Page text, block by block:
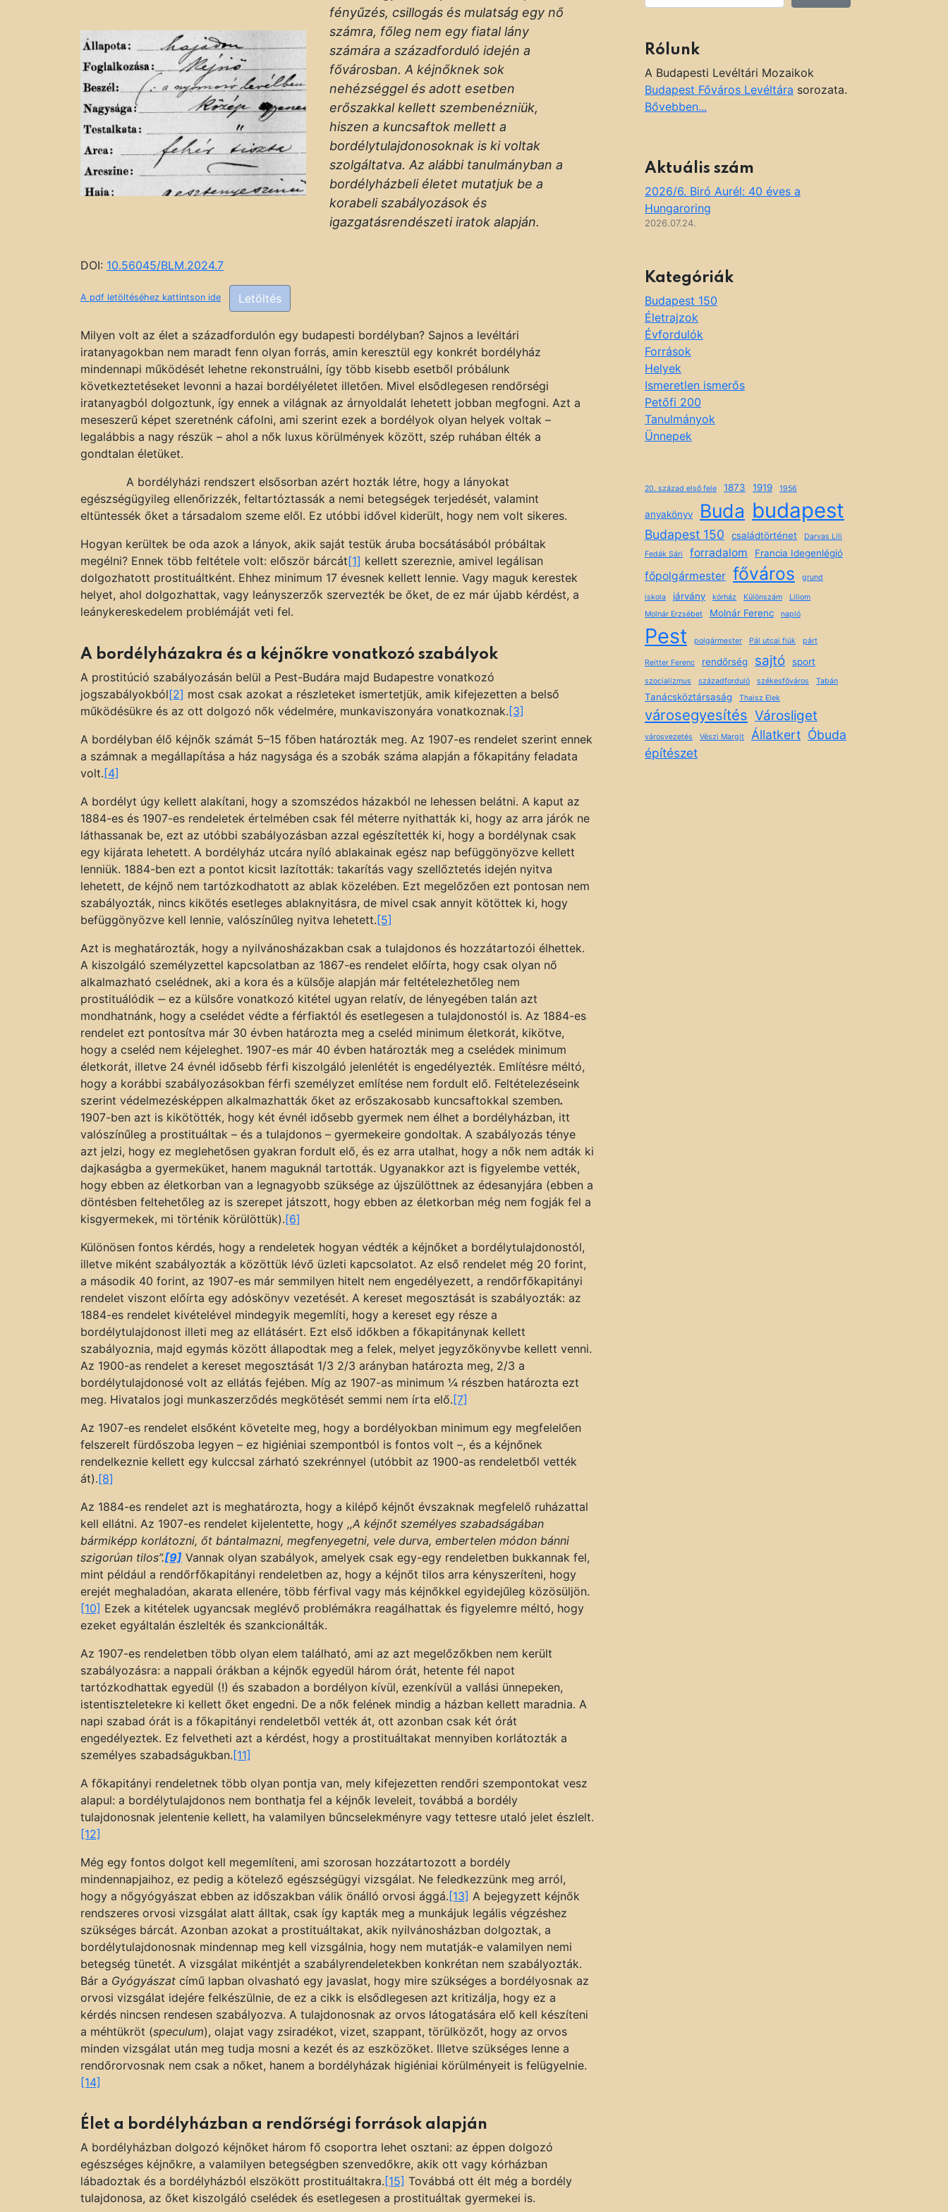
fényűzés, csillogás és mulatság egy nő
számra, főleg nem egy fiatal lány
számára a századforduló idején a
fővárosban. A kéjnőknek sok
nehézséggel és adott esetben
erőszakkal kellett szembenézniük,
hiszen a kuncsaftok mellett a
bordélytulajdonosoknak is ki voltak
szolgáltatva. Az alábbi tanulmányban a
bordélyházbeli életet mutatjuk be a
korabeli szabályozások és
igazgatásrendészeti iratok alapján.
DOI: 10.56045/BLM.2024.7
A pdf letöltéséhez kattintson ide Letöltés
Milyen volt az élet a századfordulón egy budapesti bordélyban? Sajnos a levéltári
iratanyagokban nem maradt fenn olyan forrás, amin keresztül egy konkrét bordélyház
mindennapi működését lehetne rekonstruálni, így több kisebb esetből próbálunk
következtetéseket levonni a hazai bordélyéletet illetően. Mivel elsődlegesen rendőrségi
iratanyagból dolgoztunk, így ennek a világnak az árnyoldalát lehetett jobban megfogni. Azt a
meseszerű képet szeretnénk cáfolni, ami szerint ezek a bordélyok olyan helyek voltak –
legalábbis a nagy részük – ahol a nők luxus körülmények között, szép ruhában élték a
gondtalan életüket.
A bordélyházi rendszert elsősorban azért hozták létre, hogy a lányokat
egészségügyileg ellenőrizzék, feltartóztassák a nemi betegségek terjedését, valamint
eltüntessék őket a társadalom szeme elől. Ez utóbbi idővel kiderült, hogy nem volt sikeres.
Hogyan kerültek be oda azok a lányok, akik saját testük áruba bocsátásából próbáltak
megélni? Ennek több feltétele volt: először bárcát[1] kellett szereznie, amivel legálisan
dolgozhatott prostituáltként. Ehhez minimum 17 évesnek kellett lennie. Vagy maguk kerestek
helyet, ahol dolgozhattak, vagy leányszerzők szervezték be őket, de ez már újabb kérdést, a
leánykereskedelem problémáját veti fel.
A bordélyházakra és a kéjnőkre vonatkozó szabályok
A prostitúció szabályozásán belül a Pest-Budára majd Budapestre vonatkozó
jogszabályokból[2] most csak azokat a részleteket ismertetjük, amik kifejezetten a belső
működésükre és az ott dolgozó nők védelmére, munkaviszonyára vonatkoznak.[3]
A bordélyban élő kéjnők számát 5–15 főben határozták meg. Az 1907-es rendelet szerint ennek
a számnak a megállapítása a ház nagysága és a szobák száma alapján a főkapitány feladata
volt.[4]
A bordélyt úgy kellett alakítani, hogy a szomszédos házakból ne lehessen belátni. A kaput az
1884-es és 1907-es rendeletek értelmében csak fél méterre nyithatták ki, hogy az arra járók ne
láthassanak be, ezt az utóbbi szabályozásban azzal egészítették ki, hogy a bordélynak csak
egy kijárata lehetett. A bordélyház utcára nyíló ablakainak egész nap befüggönyözve kellett
lenniük. 1884-ben ezt a pontot kicsit lazították: takarítás vagy szellőztetés idején nyitva
lehetett, de kéjnő nem tartózkodhatott az ablak közelében. Ezt megelőzően ezt pontosan nem
szabályozták, nincs kikötés esetleges ablaknyitásra, de mivel csak annyit kötöttek ki, hogy
befüggönyözve kell lennie, valószínűleg nyitva lehetett.[5]
Azt is meghatározták, hogy a nyilvánosházakban csak a tulajdonos és hozzátartozói élhettek.
A kiszolgáló személyzettel kapcsolatban az 1867-es rendelet előírta, hogy csak olyan nő
alkalmazható cselédnek, aki a kora és a külsője alapján már feltételezhetőleg nem
prostituálódik ‒ ez a külsőre vonatkozó kitétel ugyan relatív, de lényegében talán azt
mondhatnánk, hogy a cselédet védte a férfiaktól és esetlegesen a tulajdonostól is. Az 1884-es
rendelet ezt pontosítva már 30 évben határozta meg a cseléd minimum életkorát, kikötve,
hogy a cseléd nem kéjeleghet. 1907-es már 40 évben határozták meg a cselédek minimum
életkorát, illetve 24 évnél idősebb férfi kiszolgáló jelenlétét is engedélyezték. Említésre méltó,
hogy a korábbi szabályozásokban férfi személyzet említése nem fordult elő. Feltételezéseink
szerint védelmezésképpen alkalmazhatták őket az erőszakosabb kuncsaftokkal szemben.
1907-ben azt is kikötötték, hogy két évnél idősebb gyermek nem élhet a bordélyházban, itt
valószínűleg a prostituáltak – és a tulajdonos – gyermekeire gondoltak. A szabályozás ténye
azt jelzi, hogy ez meglehetősen gyakran fordult elő, és ez arra utalhat, hogy a nők nem adták ki
dajkaságba a gyermeküket, hanem maguknál tartották. Ugyanakkor azt is figyelembe vették,
hogy ebben az életkorban van a legnagyobb szüksége az újszülöttnek az édesanyjára (ebben a
döntésben feltehetőleg az is szerepet játszott, hogy ebben az életkorban még nem fogják fel a
kisgyermekek, mi történik körülöttük).[6]
Különösen fontos kérdés, hogy a rendeletek hogyan védték a kéjnőket a bordélytulajdonostól,
illetve miként szabályozták a közöttük lévő üzleti kapcsolatot. Az első rendelet még 20 forint,
a második 40 forint, az 1907-es már semmilyen hitelt nem engedélyezett, a rendőrfőkapitányi
rendelet viszont előírta egy adóskönyv vezetését. A kereset megosztását is szabályozták: az
1884-es rendelet kivételével mindegyik megemlíti, hogy a kereset egy része a
bordélytulajdonost illeti meg az ellátásért. Ezt első időkben a főkapitánynak kellett
szabályoznia, majd egymás között állapodtak meg a felek, melyet jegyzőkönyvbe kellett venni.
Az 1900-as rendelet a kereset megosztását 1/3 2/3 arányban határozta meg, 2/3 a
bordélytulajdonosé volt az ellátás fejében. Míg az 1907-as minimum ¼ részben határozta ezt
meg. Hivatalos jogi munkaszerződés megkötését semmi nem írta elő.[7]
Az 1907-es rendelet elsőként követelte meg, hogy a bordélyokban minimum egy megfelelően
felszerelt fürdőszoba legyen – ez higiéniai szempontból is fontos volt –, és a kéjnőnek
rendelkeznie kellett egy kulccsal zárható szekrénnyel (utóbbit az 1900-as rendeletből vették
át).[8]
Az 1884-es rendelet azt is meghatározta, hogy a kilépő kéjnőt évszaknak megfelelő ruházattal
kell ellátni. Az 1907-es rendelet kijelentette, hogy ,,A kéjnőt személyes szabadságában
bármiképp korlátozni, őt bántalmazni, megfenyegetni, vele durva, embertelen módon bánni
szigorúan tilos”.[9] Vannak olyan szabályok, amelyek csak egy-egy rendeletben bukkannak fel,
mint például a rendőrfőkapitányi rendeletben az, hogy a kéjnőt tilos arra kényszeríteni, hogy
erejét meghaladóan, akarata ellenére, több férfival vagy más kéjnőkkel egyidejűleg közösüljön.
[10] Ezek a kitételek ugyancsak meglévő problémákra reagálhattak és figyelemre méltó, hogy
ezeket egyáltalán észlelték és szankcionálták.
Az 1907-es rendeletben több olyan elem található, ami az azt megelőzőkben nem került
szabályozásra: a nappali órákban a kéjnők egyedül három órát, hetente fél napot
tartózkodhattak egyedül (!) és szabadon a bordélyon kívül, ezenkívül a vallási ünnepeken,
istentiszteletekre ki kellett őket engedni. De a nők felének mindig a házban kellett maradnia. A
napi szabad órát is a főkapitányi rendeletből vették át, ott azonban csak két órát
engedélyeztek. Ez felvetheti azt a kérdést, hogy a prostituáltakat mennyiben korlátozták a
személyes szabadságukban.[11]
A főkapitányi rendeletnek több olyan pontja van, mely kifejezetten rendőri szempontokat vesz
alapul: a bordélytulajdonos nem bonthatja fel a kéjnők leveleit, továbbá a bordély
tulajdonosnak jelentenie kellett, ha valamilyen bűncselekményre vagy tettesre utaló jelet észlelt.
[12]
Még egy fontos dolgot kell megemlíteni, ami szorosan hozzátartozott a bordély
mindennapjaihoz, ez pedig a kötelező egészségügyi vizsgálat. Ne feledkezzünk meg arról,
hogy a nőgyógyászat ebben az időszakban válik önálló orvosi ággá.[13] A bejegyzett kéjnők
rendszeres orvosi vizsgálat alatt álltak, csak így kapták meg a munkájuk legális végzéshez
szükséges bárcát. Azonban azokat a prostituáltakat, akik nyilvánosházban dolgoztak, a
bordélytulajdonosnak mindennap meg kell vizsgálnia, hogy nem mutatják-e valamilyen nemi
betegség tünetét. A vizsgálat mikéntjét a szabályrendeletekben konkrétan nem szabályozták.
Bár a Gyógyászat című lapban olvasható egy javaslat, hogy mire szükséges a bordélyosnak az
orvosi vizsgálat idejére felkészülnie, de ez a cikk is elsődlegesen azt kritizálja, hogy ez a
kérdés nincsen rendesen szabályozva. A tulajdonosnak az orvos látogatására elő kell készíteni
a méhtükröt (speculum), olajat vagy zsiradékot, vizet, szappant, törülközőt, hogy az orvos
minden vizsgálat után meg tudja mosni a kezét és az eszközöket. Illetve szükséges lenne a
rendőrorvosnak nem csak a nőket, hanem a bordélyházak higiéniai körülményeit is felügyelnie.
[14]
Élet a bordélyházban a rendőrségi források alapján
A bordélyházban dolgozó kéjnőket három fő csoportra lehet osztani: az éppen dolgozó
egészséges kéjnőkre, a valamilyen betegségben szenvedőkre, akik ott vagy kórházban
lábadoztak és a bordélyházból elszökött prostituáltakra.[15] Továbbá ott élt még a bordély
tulajdonosa, az őket kiszolgáló cselédek és esetlegesen a prostituáltak gyermekei is.
Rólunk
A Budapesti Levéltári Mozaikok
Budapest Főváros Levéltára sorozata.
Bővebben...
Aktuális szám
2026/6. Biró Aurél: 40 éves a
Hungaroring
2026.07.24.
Kategóriák
Budapest 150
Életrajzok
Évfordulók
Források
Helyek
Ismeretlen ismerős
Petőfi 200
Tanulmányok
Ünnepek
20. század első fele 1873 1919 1956
anyakönyv Buda budapest
Budapest 150 családtörténet
Darvas Lili
Fedák Sári
forradalom Francia Idegenlégió
főpolgármester főváros grund
iskola járvány kórház Különszám
Liliom
Molnár Erzsébet
Molnár Ferenc napló
Pest polgármester Pál utcai fiúk párt
Reitter Ferenc rendőrség sajtó sport
szocializmus századforduló székesfőváros Tabán
Tanácsköztársaság Thaisz Elek
városegyesítés Városliget
városvezetés Vészi Margit Állatkert Óbuda
építészet